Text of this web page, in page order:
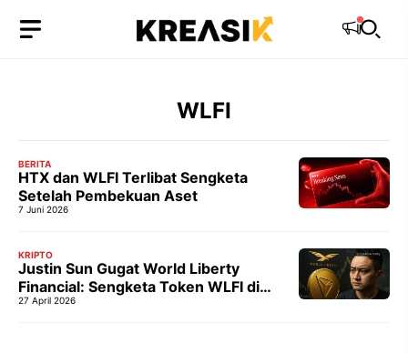
WLFI
BERITA
HTX dan WLFI Terlibat Sengketa
Setelah Pembekuan Aset
7 Juni 2026
KRIPTO
Justin Sun Gugat World Liberty
Financial: Sengketa Token WLFI di
Pengadilan AS
27 April 2026